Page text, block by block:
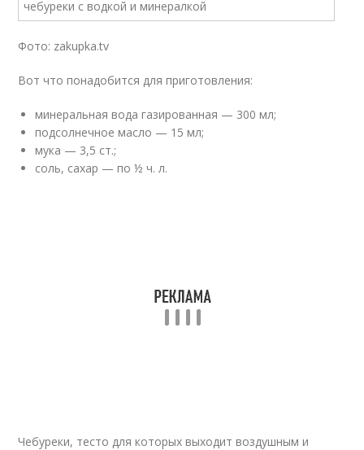
Фото: zakupka.tv
Вот что понадобится для приготовления:
минеральная вода газированная — 300 мл;
подсолнечное масло — 15 мл;
мука — 3,5 ст.;
соль, сахар — по ½ ч. л.
Чебуреки, тесто для которых выходит воздушным и